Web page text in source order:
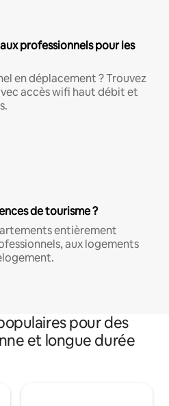
professionnels pour les
en déplacement ? Trouvez
accès wifi haut débit et
de tourisme ?
entièrement
aux logements
pour des
et longue durée